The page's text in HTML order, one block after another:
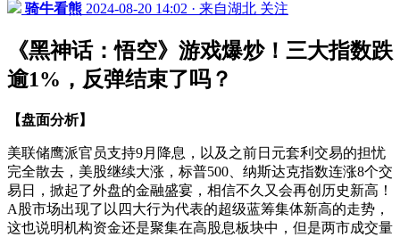
骑牛看熊 2024-08-20 14:02 · 来自湖北 关注
《黑神话：悟空》游戏爆炒！三大指数跌
逾1%，反弹结束了吗？
【盘面分析】
美联储鹰派官员支持9月降息，以及之前日元套利交易的担忧
完全散去，美股继续大涨，标普500、纳斯达克指数连涨8个交
易日，掀起了外盘的金融盛宴，相信不久又会再创历史新高！
A股市场出现了以四大行为代表的超级蓝筹集体新高的走势，
这也说明机构资金还是聚集在高股息板块中，但是两市成交量